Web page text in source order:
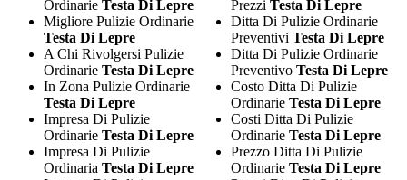
Ordinarie Testa Di Lepre
Migliore Pulizie Ordinarie
Testa Di Lepre
A Chi Rivolgersi Pulizie
Ordinarie Testa Di Lepre
In Zona Pulizie Ordinarie
Testa Di Lepre
Impresa Di Pulizie
Ordinarie Testa Di Lepre
Impresa Di Pulizie
Ordinaria Testa Di Lepre
Prezzi Testa Di Lepre
Ditta Di Pulizie Ordinarie
Preventivi Testa Di Lepre
Ditta Di Pulizie Ordinarie
Preventivo Testa Di Lepre
Costo Ditta Di Pulizie
Ordinarie Testa Di Lepre
Costi Ditta Di Pulizie
Ordinarie Testa Di Lepre
Prezzo Ditta Di Pulizie
Ordinarie Testa Di Lepre